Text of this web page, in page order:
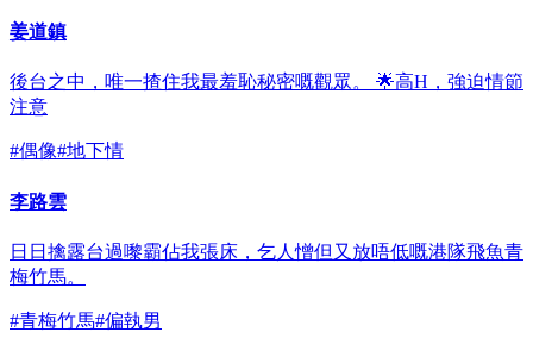
姜道鎮
後台之中，唯一揸住我最羞恥秘密嘅觀眾。 🌟高H，強迫情節
注意
#偶像#地下情
李路雲
日日擒露台過嚟霸佔我張床，乞人憎但又放唔低嘅港隊飛魚青
梅竹馬。
#青梅竹馬#偏執男